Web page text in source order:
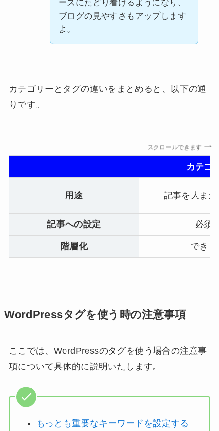
ーズにたどり着けるようになり、
ブログの見やすさもアップします
よ。
カテゴリーとタグの違いをまとめると、以下の通
りです。
スクロールできます
カテゴ
用途 記事を大ま
記事への設定 必須
階層化 できる
WordPressタグを使う時の注意事項
ここでは、WordPressのタグを使う場合の注意事
項について具体的に説明いたします。
もっとも重要なキーワードを設定する